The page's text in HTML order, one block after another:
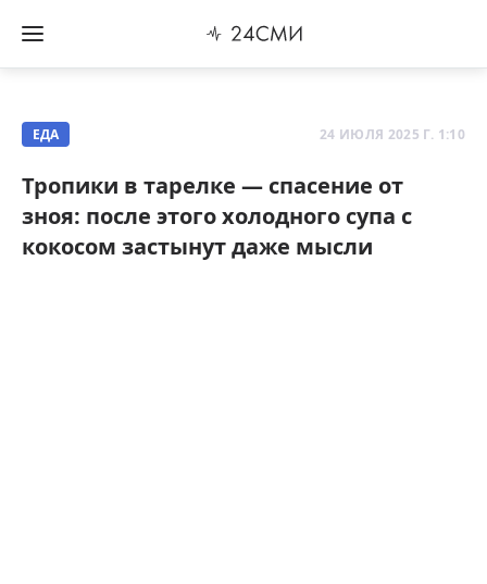
ЕДА 24 ИЮЛЯ 2025 Г. 1:10
Тропики в тарелке — спасение от
зноя: после этого холодного супа с
кокосом застынут даже мысли